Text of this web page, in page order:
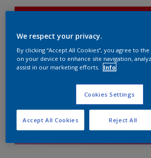
er hard aan om de voorraad aan te
Boodschappenlijst
Vind een winkel
We respect your privacy.
By clicking “Accept All Cookies”, you agree to
on your device to enhance site navigation,
assist in our marketing efforts.
Info
Cookies Settings
Reject All
Accept All Cookies